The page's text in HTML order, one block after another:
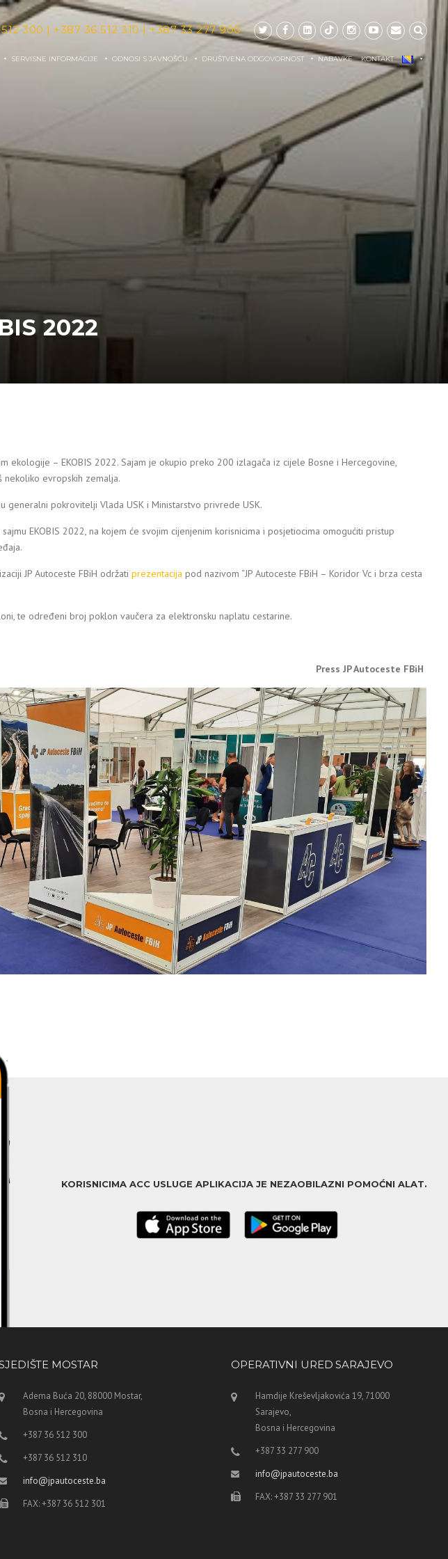
300 | +387 36 512 310 |+387 33 277 900
SERVISNE INFORMACIJE ODNOSI S JAVNOŠĆU DRUŠTVENA ODGOVORNOST NABAVKE KONTAKT
2022
ekologije – EKOBIS 2022. Sajam je okupio preko 200 izlagača iz cijele Bosne i Hercegovine,
nekoliko evropskih zemalja.
generalni pokrovitelji Vlada USK i Ministarstvo privrede USK.
EKOBIS 2022, na kojem će svojim cijenjenim korisnicima i posjetiocima omogućiti pristup
JP Autoceste FBiH održati prezentacija pod nazivom “JP Autoceste FBiH – Koridor Vc i brza cesta
te određeni broj poklon vaučera za elektronsku naplatu cestarine.
Press JP Autoceste FBiH
KORISNICIMA ACC USLUGE APLIKACIJA JE NEZAOBILAZNI POMOĆNI ALAT.
MOSTAR
Adema Buća 20, 88000 Mostar,
Bosna i Hercegovina
+387 36 512 300
+387 36 512 310
info@jpautoceste.ba
FAX: +387 36 512 301
OPERATIVNI URED SARAJEVO
Hamdije Kreševljakovića 19, 71000
Sarajevo,
Bosna i Hercegovina
+387 33 277 900
info@jpautoceste.ba
FAX: +387 33 277 901